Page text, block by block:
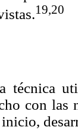
19,20
técnica
con las